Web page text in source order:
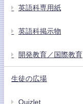
英語科専用紙
英語科掲示物
開発教育／国際教育
生徒の広場
Quizlet